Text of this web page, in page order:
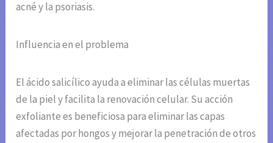
acné y la psoriasis.
Influencia en el problema
El ácido salicílico ayuda a eliminar las células muertas
de la piel y facilita la renovación celular. Su acción
exfoliante es beneficiosa para eliminar las capas
afectadas por hongos y mejorar la penetración de otros